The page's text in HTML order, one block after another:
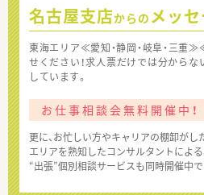
名古屋支店からの メッ
東海エリア≪愛知・静岡・岐阜・三
せください！求人票だけでは分から
しています。
お仕事相談会無料開催中！
更に、お忙しい方やキャリアの棚卸がし
エリアを熟知したコンサルタントによる
“出張”個別相談サービスも同時開催中で